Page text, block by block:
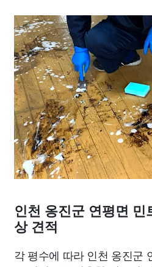
인천 옹진군 연평면 민
상 견적
각 평수에 따라 인천 옹진군